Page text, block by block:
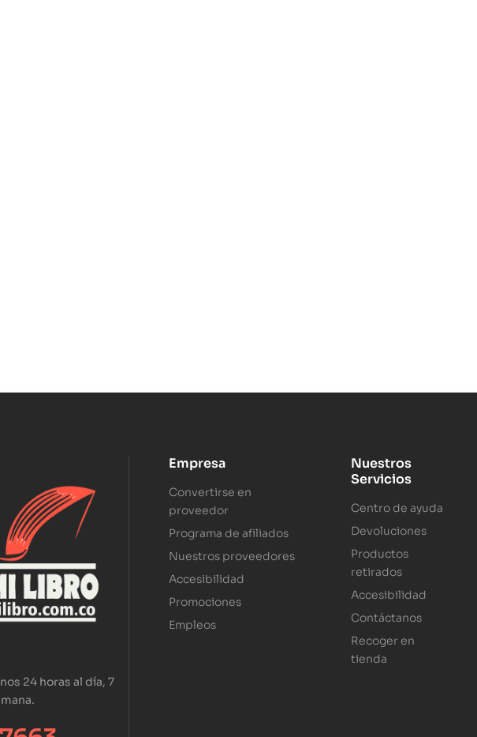
24 horas al día, 7
Empresa
Convertirse en
proveedor
Programa de afiliados
Nuestros proveedores
Accesibilidad
Promociones
Empleos
Nuestros
Servicios
Centro de ayuda
Devoluciones
Productos
retirados
Accesibilidad
Contáctanos
Recoger en
tienda